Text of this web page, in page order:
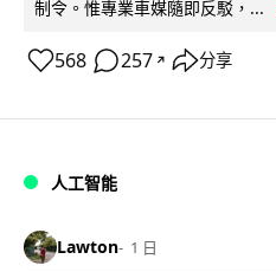
制令。惟專業車媒隨即反駁，...
568 257 ↗ 分享
人工智能
Lawton 1 日